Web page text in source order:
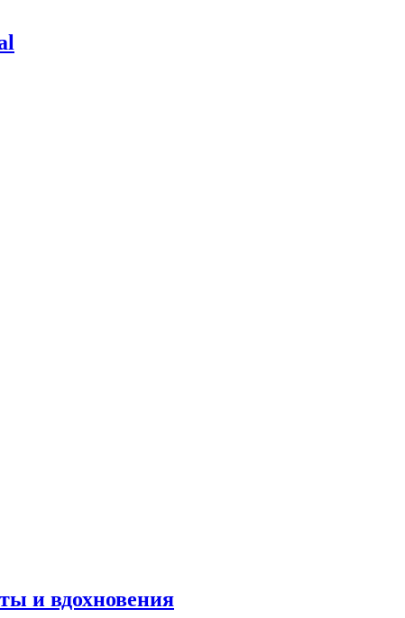
и вдохновения